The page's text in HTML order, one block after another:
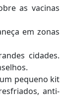
as vacinas
em zonas
cidades.
pequeno kit
anti-